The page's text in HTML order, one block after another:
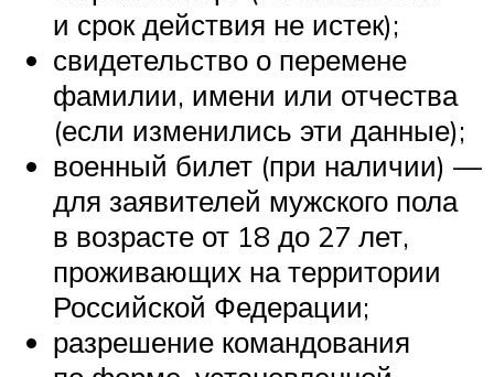
и срок действия не истек);
свидетельство о перемене
фамилии, имени или отчества
(если изменились эти данные);
военный билет (при наличии) —
для заявителей мужского пола
в возрасте от 18 до 27 лет,
проживающих на территории
Российской Федерации;
разрешение командования